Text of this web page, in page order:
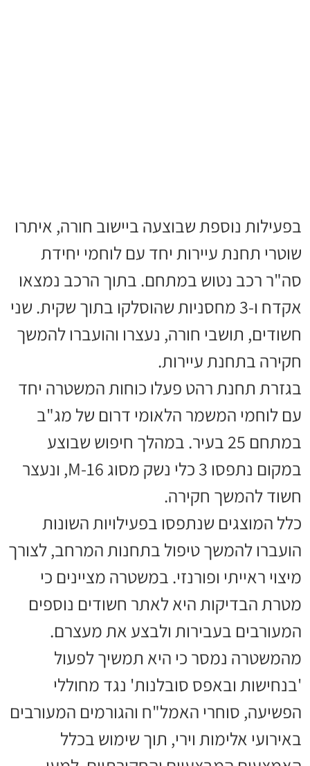
בפעילות נוספת שבוצעה ביישוב חורה, איתרו
שוטרי תחנת עיירות יחד עם לוחמי יחידת
סה"ר רכב נטוש במתחם. בתוך הרכב נמצאו
אקדח ו-3 מחסניות שהוסלקו בתוך שקית. שני
חשודים, תושבי חורה, נעצרו והועברו להמשך
חקירה בתחנת עיירות.
בגזרת תחנת רהט פעלו כוחות המשטרה יחד
עם לוחמי המשמר הלאומי דרום של מג"ב
במתחם 25 בעיר. במהלך חיפוש שבוצע
במקום נתפסו 3 כלי נשק מסוג M-16, ונעצר
חשוד להמשך חקירה.
כלל המוצגים שנתפסו בפעילויות השונות
הועברו להמשך טיפול בתחנות המרחב, לצורך
מיצוי ראייתי ופורנזי. במשטרה מציינים כי
מטרת הבדיקות היא לאתר חשודים נוספים
המעורבים בעבירות ולבצע את מעצרם.
מהמשטרה נמסר כי היא תמשיך לפעול
'בנחישות ובאפס סובלנות' נגד מחוללי
הפשיעה, סוחרי האמל"ח והגורמים המעורבים
באירועי אלימות וירי, תוך שימוש בכלל